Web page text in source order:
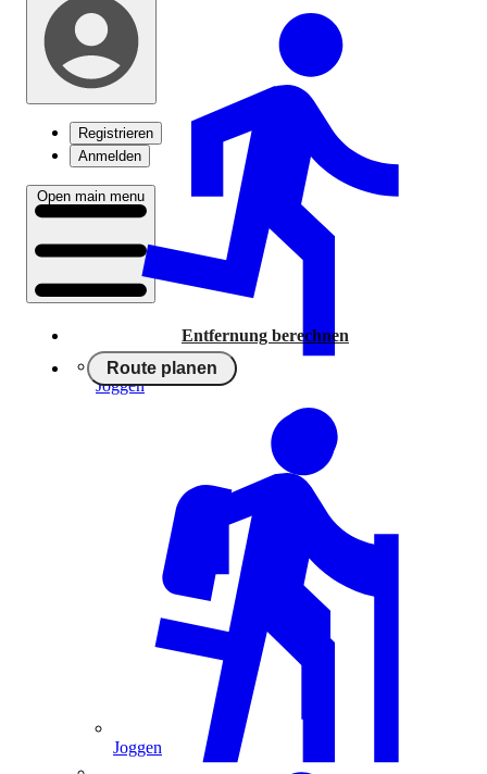
Registrieren
Anmelden
Open main menu
Entfernung berechnen
Route planen
Joggen
Joggen